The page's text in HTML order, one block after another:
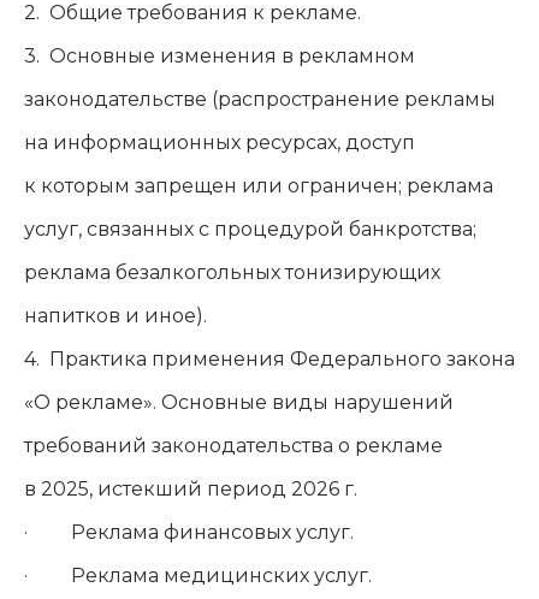
2. Общие требования к рекламе.
3. Основные изменения в рекламном
законодательстве (распространение рекламы
на информационных ресурсах, доступ
к которым запрещен или ограничен; реклама
услуг, связанных с процедурой банкротства;
реклама безалкогольных тонизирующих
напитков и иное).
4. Практика применения Федерального закона
«О рекламе». Основные виды нарушений
требований законодательства о рекламе
в 2025, истекший период 2026 г.
· Реклама финансовых услуг.
· Реклама медицинских услуг.